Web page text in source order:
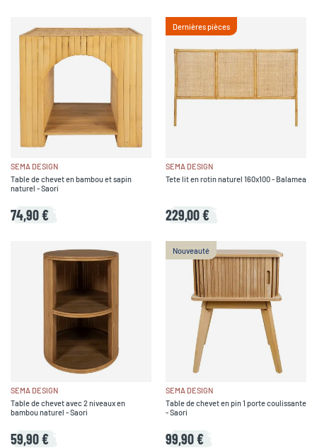
SEMA DESIGN
Table de chevet en bambou et sapin
naturel - Saori
74,90 €
Dernières pièces
SEMA DESIGN
Tete lit en rotin naturel 160x100 - Balamea
229,00 €
SEMA DESIGN
Table de chevet avec 2 niveaux en
bambou naturel - Saori
59,90 €
Nouveauté
SEMA DESIGN
Table de chevet en pin 1 porte coulissante
- Saori
99,90 €